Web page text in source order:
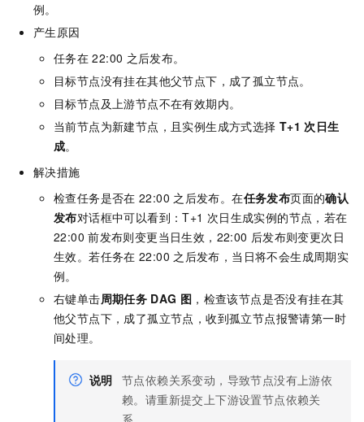
例。
产生原因
任务在 22:00 之后发布。
目标节点没有挂在其他父节点下，成了孤立节点。
目标节点及上游节点不在有效期内。
当前节点为新建节点，且实例生成方式选择 T+1 次日生
成。
解决措施
检查任务是否在 22:00 之后发布。在任务发布页面的确认
发布对话框中可以看到：T+1 次日生成实例的节点，若在
22:00 前发布则变更当日生效，22:00 后发布则变更次日
生效。若任务在 22:00 之后发布，当日将不会生成周期实
例。
右键单击周期任务 DAG 图 ，检查该节点是否没有挂在其
他父节点下，成了孤立节点，收到孤立节点报警请第一时
间处理。
说明 节点依赖关系变动，导致节点没有上游依
赖。请重新提交上下游设置节点依赖关